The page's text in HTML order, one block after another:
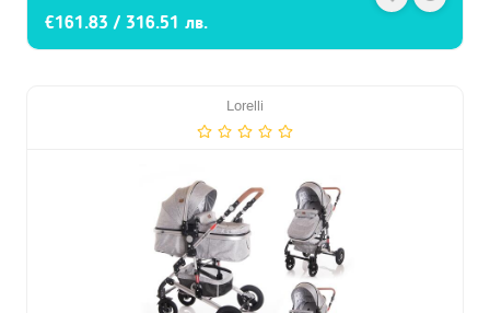
€161.83 / 316.51 лв.
Lorelli